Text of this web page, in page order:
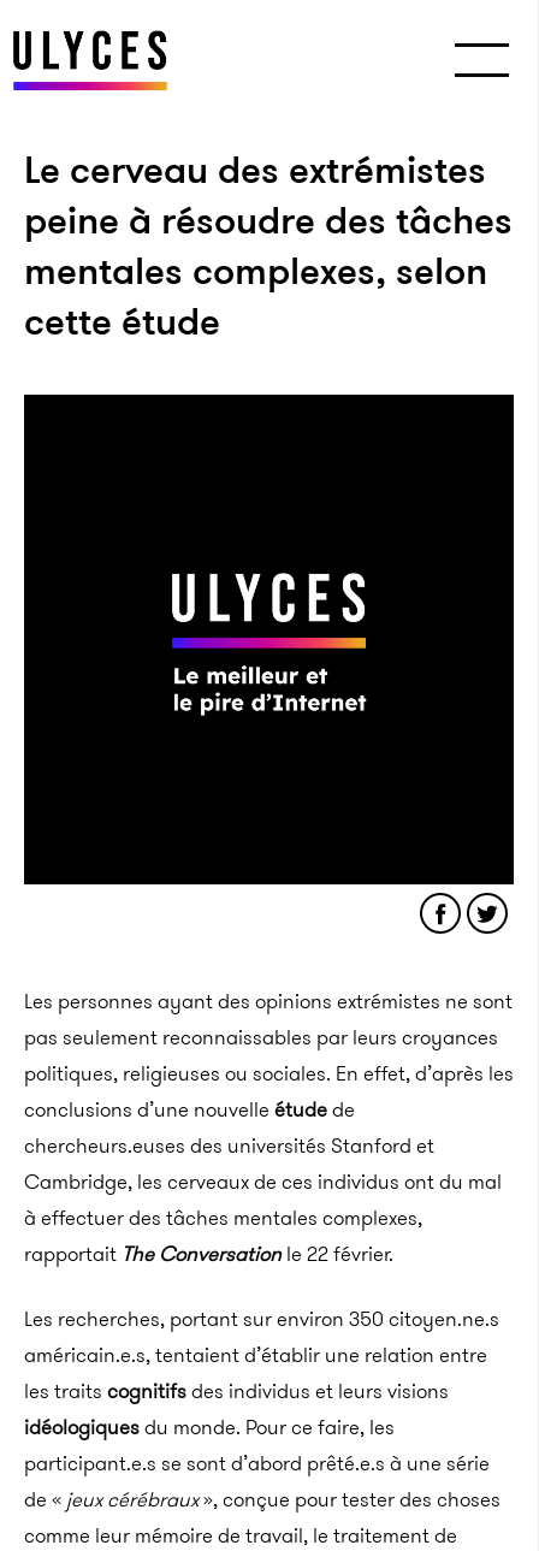
Le cerveau des extrémistes
peine à résoudre des tâches
mentales complexes, selon
cette étude
Les personnes ayant des opinions extrémistes ne sont
pas seulement reconnaissables par leurs croyances
politiques, religieuses ou sociales. En effet, d’après les
conclusions d’une nouvelle étudede
chercheurs.euses des universités Stanford et
Cambridge, les cerveaux de ces individus ont du mal
à effectuer des tâches mentales complexes,
rapportait The Conversationle 22 février.
Les recherches, portant sur environ 350 citoyen.ne.s
américain.e.s, tentaient d’établir une relation entre
les traits cognitifsdes individus et leurs visions
idéologiquesdu monde. Pour ce faire, les
participant.e.s se sont d’abord prêté.e.s à une série
de « jeux cérébraux», conçue pour tester des choses
comme leur mémoire de travail, le traitement de